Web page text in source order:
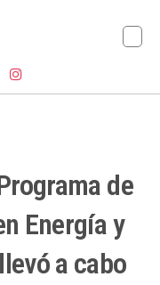
de
Energía y
a cabo